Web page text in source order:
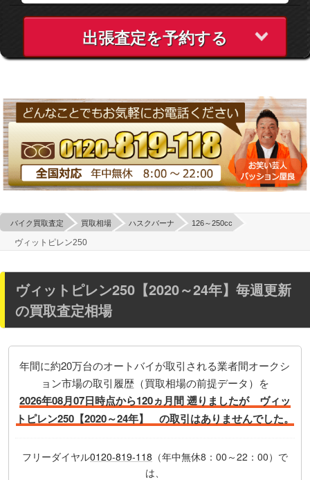
出張査定を予約する
バイク買取査定 買取相場 ハスクバーナ 126～250cc
ヴィットピレン250
ヴィットピレン250【2020～24年】毎週更新
の買取査定相場
年間に約20万台のオートバイが取引される業者間オークシ
ョン市場の取引履歴（買取相場の前提データ）を
2026年08月07日時点から120ヵ月間 遡りましたが ヴィッ
トピレン250【2020～24年】 の取引はありませんでした。
フリーダイヤル0120-819-118 （年中無休8：00～22：00）で
は、